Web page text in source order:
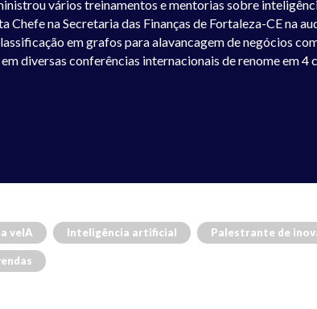
vários treinamentos e mentorias sobre
Chefe na Secretaria das Finanças de Fortaleza-CE na
em grafos para alavancagem de negócios
diversas conferências internacionais de renome em 4
veIA Inteligência artificial Palestrante de